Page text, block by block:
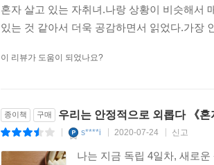
혼자 살고 있는 자취녀.나랑 상황이 비슷해서
있는 것 같아서 더욱 공감하면서 읽었다.가장
이 리뷰가 도움이 되었나요?
종이책 구매 우리는 안정적으로 외롭다 《
s****i 2020-07-24 신고
나는 지금 독립 4일차, 새로